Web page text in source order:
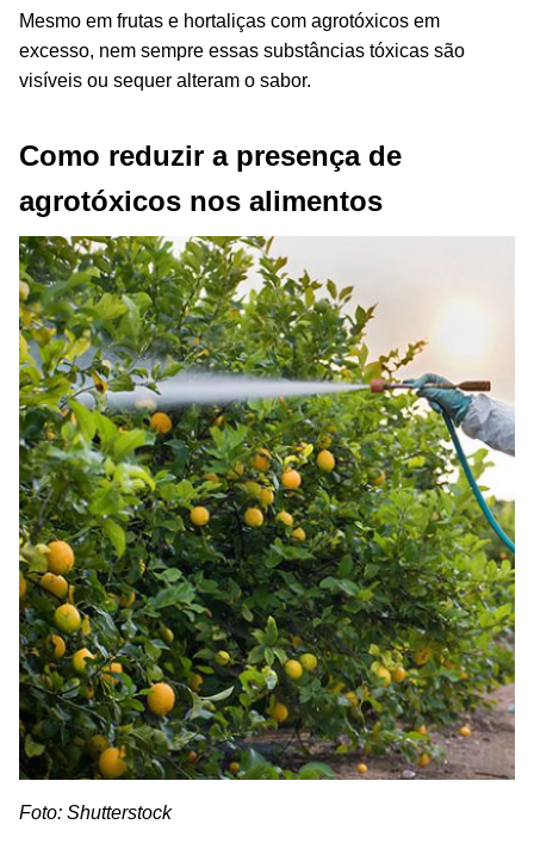
Mesmo em frutas e hortaliças com agrotóxicos em
excesso, nem sempre essas substâncias tóxicas são
visíveis ou sequer alteram o sabor.
Como reduzir a presença de
agrotóxicos nos alimentos
Foto: Shutterstock